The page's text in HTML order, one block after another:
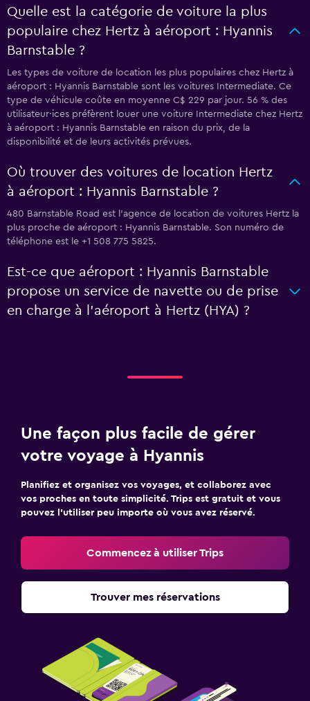
Quelle est la catégorie de voiture la plus
populaire chez Hertz à aéroport : Hyannis
Barnstable ?
Les types de voiture de location les plus populaires chez Hertz à
aéroport : Hyannis Barnstable sont les voitures Intermediate. Ce
type de véhicule coûte en moyenne C$ 229 par jour. 56 % des
utilisateur·ices préfèrent louer une voiture Intermediate chez Hertz
à aéroport : Hyannis Barnstable en raison du prix, de la
disponibilité et de leurs activités prévues.
Où trouver des voitures de location Hertz
à aéroport : Hyannis Barnstable ?
480 Barnstable Road est l'agence de location de voitures Hertz la
plus proche de aéroport : Hyannis Barnstable. Son numéro de
téléphone est le +1 508 775 5825.
Est-ce que aéroport : Hyannis Barnstable
propose un service de navette ou de prise
en charge à l’aéroport à Hertz (HYA) ?
Une façon plus facile de gérer
votre voyage à Hyannis
Planifiez et organisez vos voyages, et collaborez avec
vos proches en toute simplicité. Trips est gratuit et vous
pouvez l’utiliser peu importe où vous avez réservé.
Commencez à utiliser Trips
Trouver mes réservations